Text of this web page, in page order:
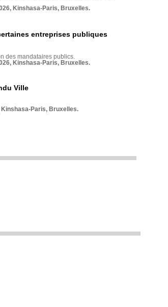
Kinshasa-Paris, Bruxelles.
entreprises publiques
des mandataires publics.
Kinshasa-Paris, Bruxelles.
Ville
Kinshasa-Paris, Bruxelles.